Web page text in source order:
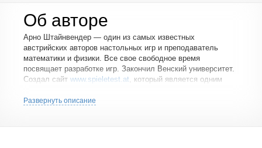
Об авторе
Арно Штайнвендер — один из самых известных
австрийских авторов настольных игр и преподаватель
математики и физики. Все свое свободное время
посвящает разработке игр. Закончил Венский университет.
Создал сайт www.spieletest.at , который является одним
Его первая игра «Venga-Venga!» в 2004 году получила
Развернуть описание